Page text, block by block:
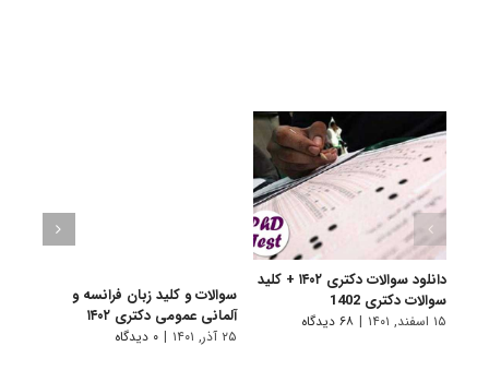
دانلود سوالات دکتری ۱۴۰۲ + کلید
سوالات دکتری 1402
۱۵ اسفند, ۱۴۰۱ | ۶۸ دیدگاه
سوالات و کلید زبان فرانسه و
آلمانی عمومی دکتری ۱۴۰۲
۲۵ آذر, ۱۴۰۱ | ۰ دیدگاه